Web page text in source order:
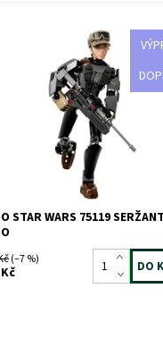
drsná seržantka Povstalců
potřebuje, aby se mohla
Skladem>3 ks
2525
LEGO
STAR WARS 75119
(–7 %)